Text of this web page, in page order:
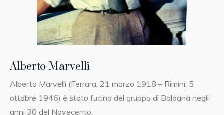
Alberto Marvelli
Alberto Marvelli (Ferrara, 21 marzo 1918 – Rimini, 5
ottobre 1946) è stato fucino del gruppo di Bologna negli
anni 30 del Novecento.